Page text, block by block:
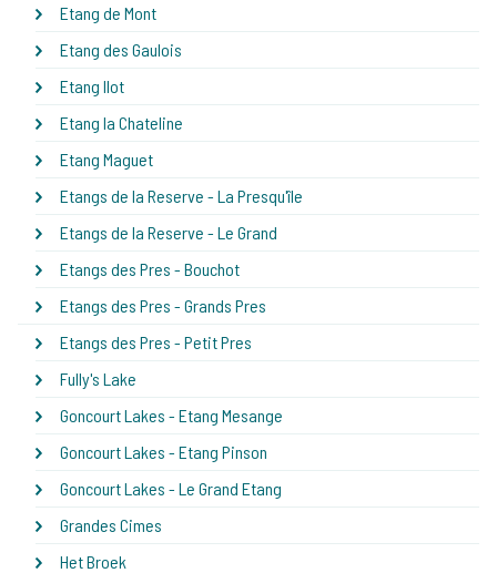
Etang de Mont
Etang des Gaulois
Etang Ilot
Etang la Chateline
Etang Maguet
Etangs de la Reserve - La Presqu'île
Etangs de la Reserve - Le Grand
Etangs des Pres - Bouchot
Etangs des Pres - Grands Pres
Etangs des Pres - Petit Pres
Fully's Lake
Goncourt Lakes - Etang Mesange
Goncourt Lakes - Etang Pinson
Goncourt Lakes - Le Grand Etang
Grandes Cimes
Het Broek